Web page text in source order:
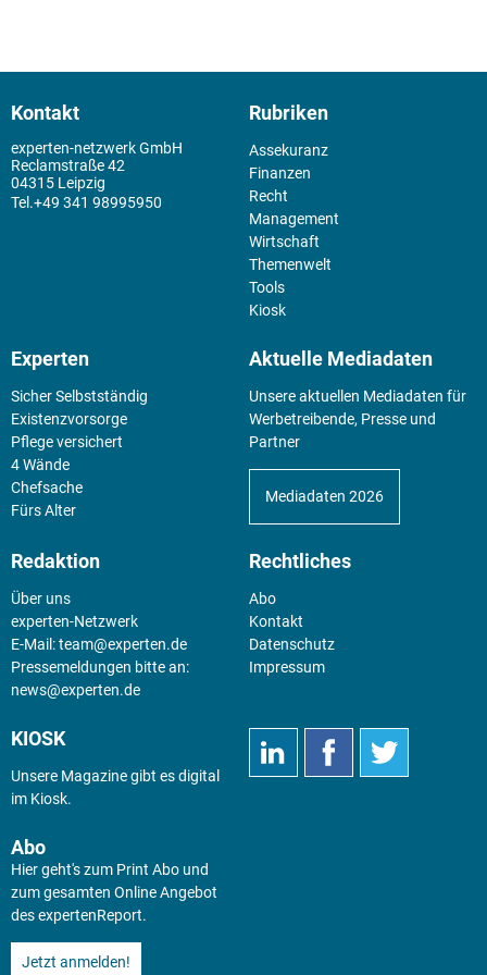
Kontakt
experten-netzwerk GmbH
Reclamstraße 42
04315 Leipzig
+49 341 98995950
Rubriken
Assekuranz
Finanzen
Recht
Management
Wirtschaft
Themenwelt
Tools
Kiosk
Experten
Sicher Selbstständig
Existenz­vorsorge
Pflege versichert
4 Wände
Chefsache
Fürs Alter
Aktuelle Mediadaten
Unsere aktuellen Mediadaten für
Werbetreibende, Presse und
Partner
Mediadaten 2026
Redaktion
Über uns
experten-Netzwerk
E-Mail:team@experten.de
Pressemeldungen bitte an:
news@experten.de
Rechtliches
Abo
Kontakt
Datenschutz
Impressum
KIOSK
Unsere Magazine gibt es digital
im Kiosk.
Abo
Hier geht's zum Print Abo und
zum gesamten Online Angebot
des expertenReport.
Jetzt anmelden!